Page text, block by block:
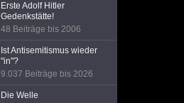
Erste Adolf Hitler
Gedenkstätte!
48 Beiträge bis 2006
Ist Antisemitismus wieder
"in"?
9.037 Beiträge bis 2026
Die Welle